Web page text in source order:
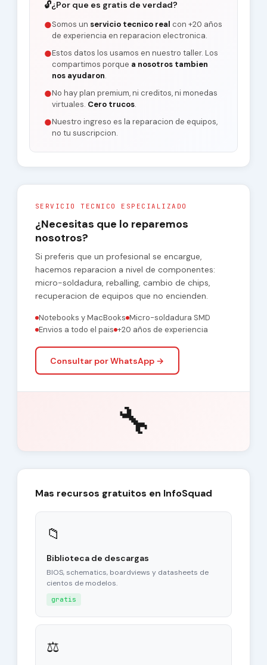
🔓¿Por que es gratis de verdad?
●Somos un servicio tecnico real con +20 años
de experiencia en reparacion electronica.
●Estos datos los usamos en nuestro taller. Los
compartimos porque a nosotros tambien
nos ayudaron.
●No hay plan premium, ni creditos, ni monedas
virtuales. Cero trucos.
●Nuestro ingreso es la reparacion de equipos,
no tu suscripcion.
SERVICIO TECNICO ESPECIALIZADO
¿Necesitas que lo reparemos
nosotros?
Si preferis que un profesional se encargue,
hacemos reparacion a nivel de componentes:
micro-soldadura, reballing, cambio de chips,
recuperacion de equipos que no encienden.
Notebooks y MacBooks Micro-soldadura SMD
Envios a todo el pais +20 años de experiencia
Consultar por WhatsApp →
🔧
Mas recursos gratuitos en InfoSquad
📁
Biblioteca de descargas
BIOS, schematics, boardviews y datasheets de
cientos de modelos.
gratis
⚖